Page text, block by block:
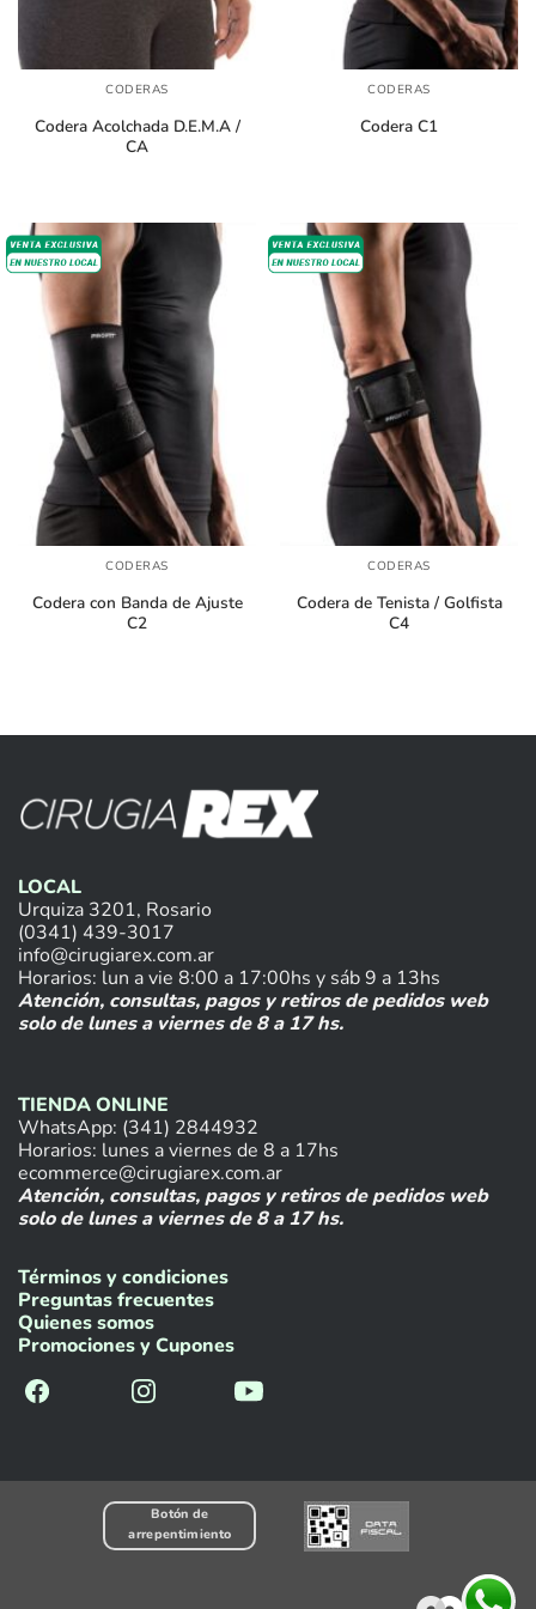
CODERAS
Codera Acolchada D.E.M.A /
CA
CODERAS
Codera C1
CODERAS
Codera con Banda de Ajuste
C2
CODERAS
Codera de Tenista / Golfista
C4
LOCAL
Urquiza 3201, Rosario
(0341) 439-3017
info@cirugiarex.com.ar
Horarios: lun a vie 8:00 a 17:00hs y sáb 9 a 13hs
Atención, consultas, pagos y retiros de pedidos web
solo de lunes a viernes de 8 a 17 hs.
TIENDA ONLINE
WhatsApp: (341) 2844932
Horarios: lunes a viernes de 8 a 17hs
ecommerce@cirugiarex.com.ar
Atención, consultas, pagos y retiros de pedidos web
solo de lunes a viernes de 8 a 17 hs.
Términos y condiciones
Preguntas frecuentes
Quienes somos
Promociones y Cupones
Botón de
arrepentimiento